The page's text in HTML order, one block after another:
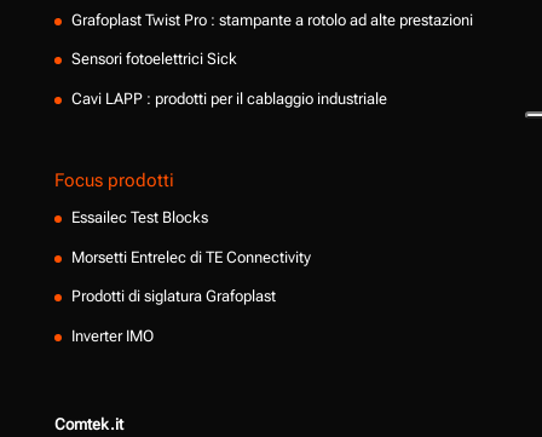
Grafoplast Twist Pro : stampante a rotolo ad alte prestazioni
Sensori fotoelettrici Sick
Cavi LAPP : prodotti per il cablaggio industriale
Focus prodotti
Essailec Test Blocks
Morsetti Entrelec di TE Connectivity
Prodotti di siglatura Grafoplast
Inverter IMO
Comtek.it